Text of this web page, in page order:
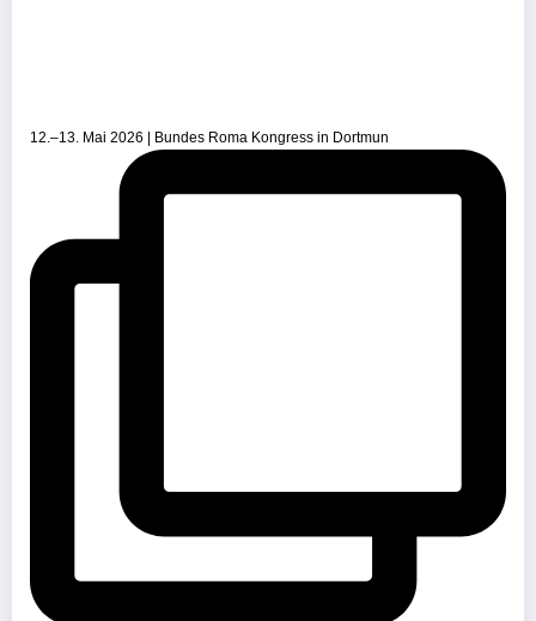
12.–13. Mai 2026 | Bundes Roma Kongress in Dortmun